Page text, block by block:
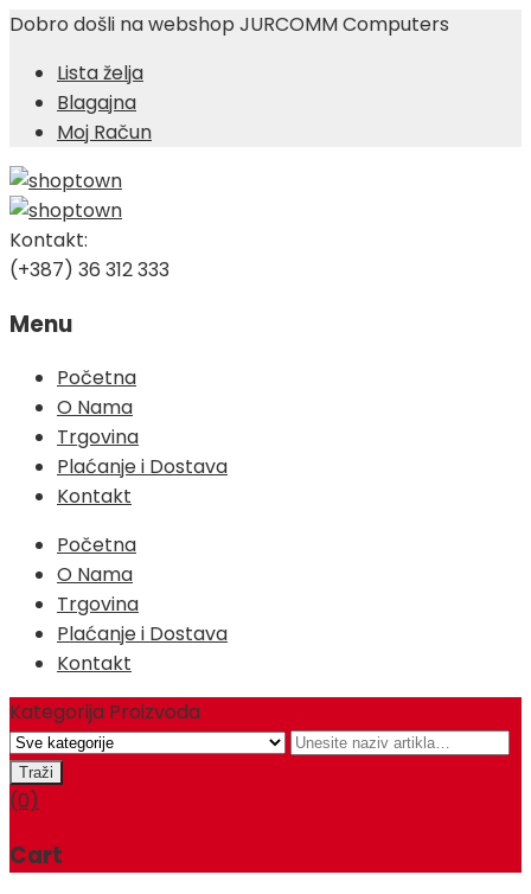
Dobro došli na webshop JURCOMM Computers
Lista želja
Blagajna
Moj Račun
Kontakt:
(+387) 36 312 333
Menu
Skip
content
Početna
O Nama
Trgovina
Plaćanje i Dostava
Kontakt
Početna
O Nama
Trgovina
Plaćanje i Dostava
Kontakt
Kategorija Proizvoda
(0)
Cart